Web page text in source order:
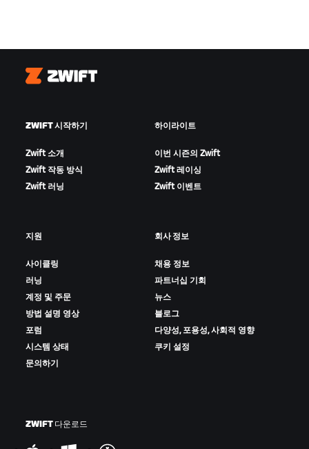
Zwift
ZWIFT 시작하기
Zwift 소개
Zwift 작동 방식
Zwift 러닝
하이라이트
이번 시즌의 Zwift
Zwift 레이싱
Zwift 이벤트
지원
사이클링
러닝
계정 및 주문
방법 설명 영상
포럼
시스템 상태
문의하기
회사 정보
채용 정보
파트너십 기회
뉴스
블로그
다양성, 포용성, 사회적 영향
쿠키 설정
ZWIFT 다운로드